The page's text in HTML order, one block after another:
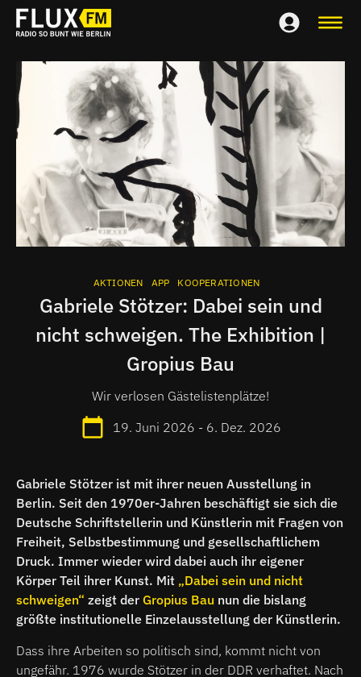
AKTIONEN APP KOOPERATIONEN
Gabriele Stötzer: Dabei sein und
nicht schweigen. The Exhibition |
Gropius Bau
Wir verlosen Gästelistenplätze!
19. Juni 2026 - 6. Dez. 2026
Gabriele Stötzer ist mit ihrer neuen Ausstellung in
Berlin. Seit den 1970er-Jahren beschäftigt sie sich die
Deutsche Schriftstellerin und Künstlerin mit Fragen von
Freiheit, Selbstbestimmung und gesellschaftlichem
Druck. Immer wieder wird dabei auch ihr eigener
Körper Teil ihrer Kunst. Mit „Dabei sein und nicht
schweigen“ zeigt der Gropius Bau nun die bislang
größte institutionelle Einzelausstellung der Künstlerin.
Dass ihre Arbeiten so politisch sind, kommt nicht von
ungefähr. 1976 wurde Stötzer in der DDR verhaftet. Nach